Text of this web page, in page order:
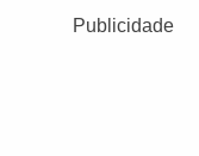
Publicidade